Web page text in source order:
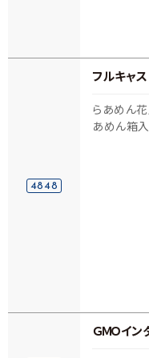
4848
フルキャ
らあめん
あめん箱
ＧＭＯイン